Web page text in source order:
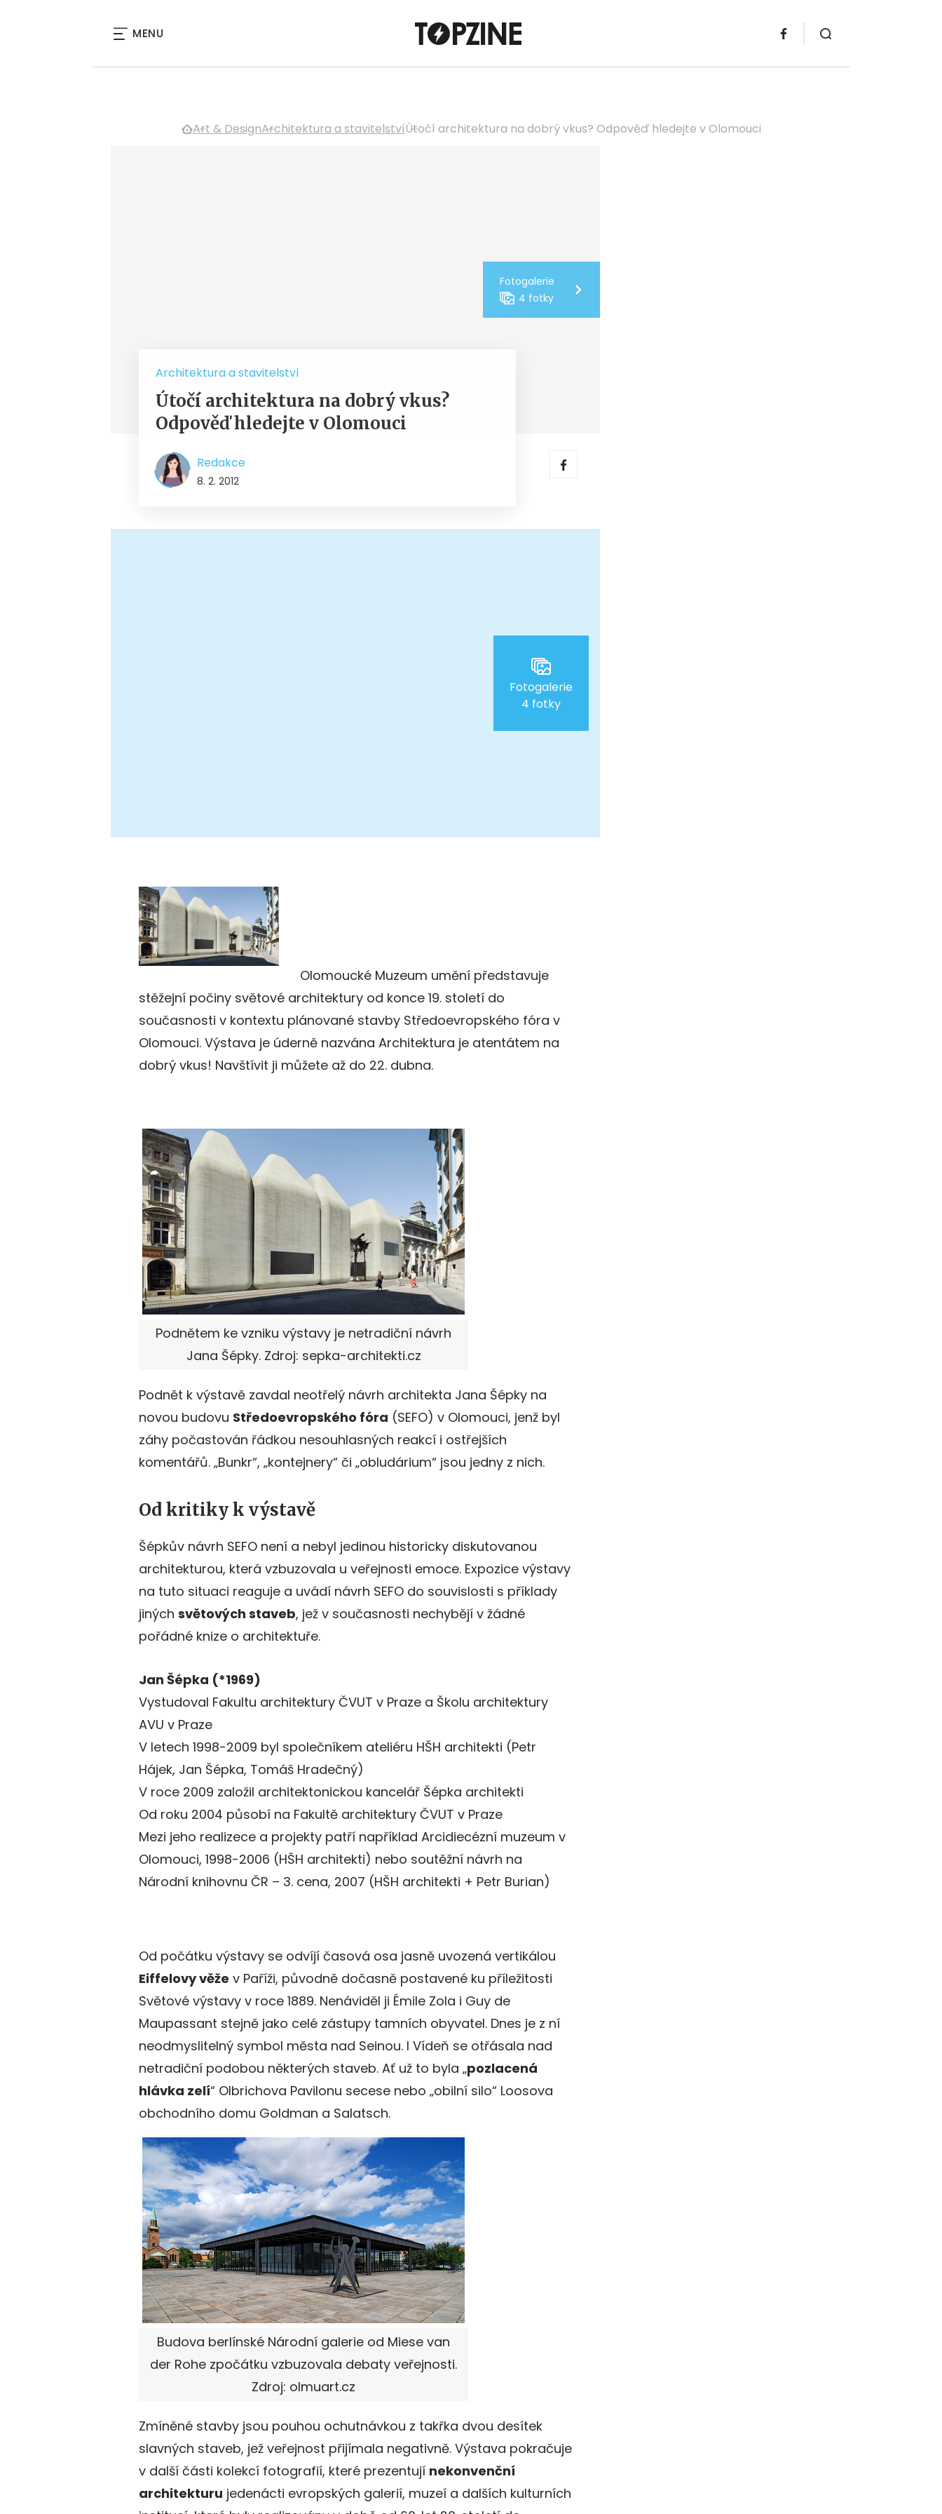
MENU
Art & DesignArchitektura a stavitelstvíÚtočí architektura na dobrý vkus? Odpověď hledejte v Olomouci
Fotogalerie
4 fotky
Architektura a stavitelství
Útočí architektura na dobrý vkus?
Odpověď hledejte v Olomouci
Redakce
8. 2. 2012
Fotogalerie
4 fotky
Olomoucké Muzeum umění představuje
stěžejní počiny světové architektury od konce 19. století do
současnosti v kontextu plánované stavby Středoevropského fóra v
Olomouci. Výstava je úderně nazvána Architektura je atentátem na
dobrý vkus! Navštívit ji můžete až do 22. dubna.
Podnětem ke vzniku výstavy je netradiční návrh
Jana Šépky. Zdroj: sepka-architekti.cz
Podnět k výstavě zavdal neotřelý návrh architekta Jana Šépky na
novou budovu Středoevropského fóra (SEFO) v Olomouci, jenž byl
záhy počastován řádkou nesouhlasných reakcí i ostřejších
komentářů. „Bunkr“, „kontejnery“ či „obludárium“ jsou jedny z nich.
Od kritiky k výstavě
Šépkův návrh SEFO není a nebyl jedinou historicky diskutovanou
architekturou, která vzbuzovala u veřejnosti emoce. Expozice výstavy
na tuto situaci reaguje a uvádí návrh SEFO do souvislosti s příklady
jiných světových staveb, jež v současnosti nechybějí v žádné
pořádné knize o architektuře.
Jan Šépka (*1969)
Vystudoval Fakultu architektury ČVUT v Praze a Školu architektury
AVU v Praze
V letech 1998-2009 byl společníkem ateliéru HŠH architekti (Petr
Hájek, Jan Šépka, Tomáš Hradečný)
V roce 2009 založil architektonickou kancelář Šépka architekti
Od roku 2004 působí na Fakultě architektury ČVUT v Praze
Mezi jeho realizece a projekty patří například Arcidiecézní muzeum v
Olomouci, 1998-2006 (HŠH architekti) nebo soutěžní návrh na
Národní knihovnu ČR – 3. cena, 2007 (HŠH architekti + Petr Burian)
Od počátku výstavy se odvíjí časová osa jasně uvozená vertikálou
Eiffelovy věže v Paříži, původně dočasně postavené ku příležitosti
Světové výstavy v roce 1889. Nenáviděl ji Émile Zola i Guy de
Maupassant stejně jako celé zástupy tamních obyvatel. Dnes je z ní
neodmyslitelný symbol města nad Seinou. I Vídeň se otřásala nad
netradiční podobou některých staveb. Ať už to byla „pozlacená
hlávka zelí“ Olbrichova Pavilonu secese nebo „obilní silo“ Loosova
obchodního domu Goldman a Salatsch.
Budova berlínské Národní galerie od Miese van
der Rohe zpočátku vzbuzovala debaty veřejnosti.
Zdroj: olmuart.cz
Zmíněné stavby jsou pouhou ochutnávkou z takřka dvou desítek
slavných staveb, jež veřejnost přijímala negativně. Výstava pokračuje
v další části kolekcí fotografií, které prezentují nekonvenční
architekturu jedenácti evropských galerií, muzeí a dalších kulturních